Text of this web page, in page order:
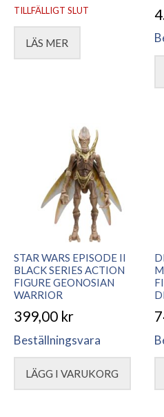
TILLFÄLLIGT SLUT
LÄS MER
STAR WARS EPISODE II
BLACK SERIES ACTION
FIGURE GEONOSIAN
WARRIOR
399,00 kr
Beställningsvara
LÄGG I VARUKORG